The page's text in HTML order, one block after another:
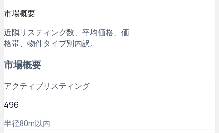
市場概要
近隣リスティング数、平均価格、価
格帯、物件タイプ別内訳。
市場概要
アクティブリスティング
496
半径80m以内